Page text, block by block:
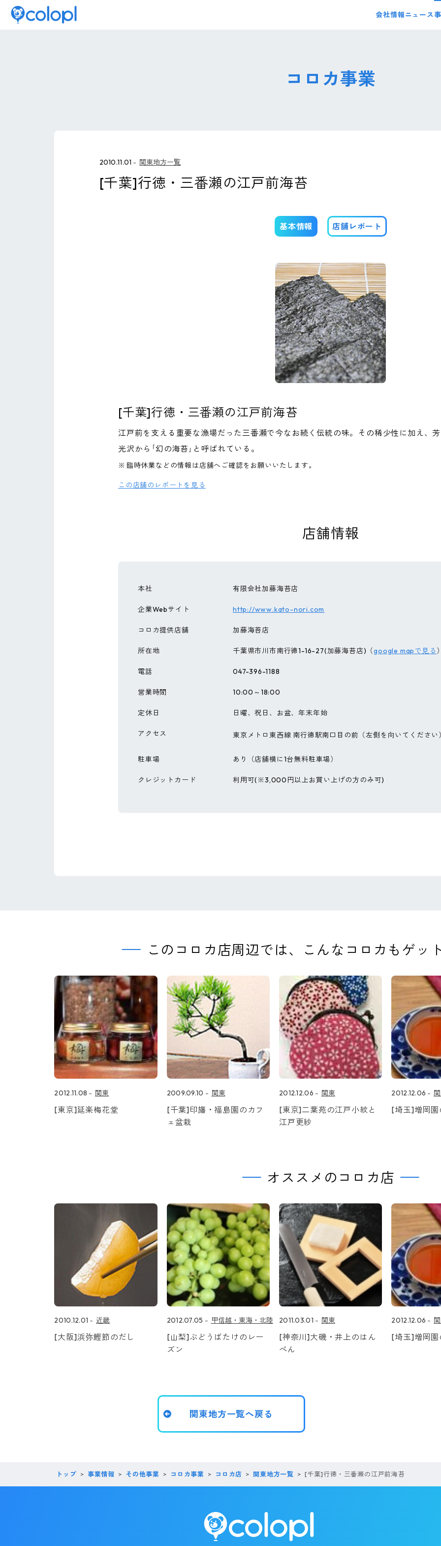
会社情報ニュース
コロカ事業
2010.11.01 関東地方一覧
[千葉]行徳・三番瀬の江戸前海苔
基本情報 店舗レポート
[千葉]行徳・三番瀬の江戸前海苔
江戸前を支える重要な漁場だった三番瀬で今なお続く伝統の味。その稀少性に加え、
光沢から｢幻の海苔｣と呼ばれている。
※ 臨時休業などの情報は店舗へご確認をお願いいたします。
この店舗のレポートを見る
店舗情報
本社 有限会社加藤海苔店
企業Webサイト http://www.kato-nori.com
コロカ提供店舗 加藤海苔店
所在地 千葉県市川市南行徳1-16-27(加藤海苔店)（google mapで見る
電話 047-396-1188
営業時間 10:00～18:00
定休日 日曜、祝日、お盆、年末年始
アクセス 東京メトロ東西線 南行徳駅南口目の前（左側を向いてください
駐車場 あり（店舗横に1台無料駐車場）
クレジットカード 利用可(※3,000円以上お買い上げの方のみ可)
このコロカ店周辺では、 こんなコロカもゲッ
2012.11.08 関東
[東京]延楽梅花堂
2009.09.10 関東
[千葉]印旛・福島園のカフ
ェ盆栽
2012.12.06 関東
[東京]二葉苑の江戸小紋と
江戸更紗
2012.12.06
[埼玉]増岡園
オススメのコロカ店
2010.12.01 近畿
[大阪]浜弥鰹節のだし
2012.07.05 甲信越・東海・北陸
[山梨]ぶどうばたけのレー
ズン
2011.03.01 関東
[神奈川]大磯・井上のはん
ぺん
2012.12.06
[埼玉]増岡園
関東地方一覧へ戻る
トップ 事業情報 その他事業 コロカ事業 コロカ店 関東地方一覧 [千葉]行徳・三番瀬の江戸前海苔